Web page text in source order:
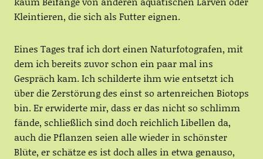
Kleintieren, die sich als Futter eignen.
Eines Tages traf ich dort einen Naturfotografen, mit
dem ich bereits zuvor schon ein paar mal ins
Gespräch kam. Ich schilderte ihm wie entsetzt ich
über die Zerstörung des einst so artenreichen Biotops
bin. Er erwiderte mir, dass er das nicht so schlimm
fände, schließlich sind doch reichlich Libellen da,
auch die Pflanzen seien alle wieder in schönster
Blüte, er schätze es ist doch alles in etwa genauso,